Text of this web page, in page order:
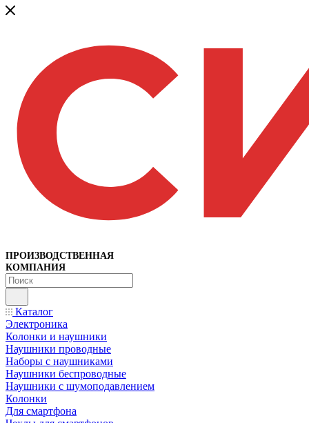
ПРОИЗВОДСТВЕННАЯ
КОМПАНИЯ
Каталог
Электроника
Колонки и наушники
Наушники проводные
Наборы с наушниками
Наушники беспроводные
Наушники с шумоподавлением
Колонки
Для смартфона